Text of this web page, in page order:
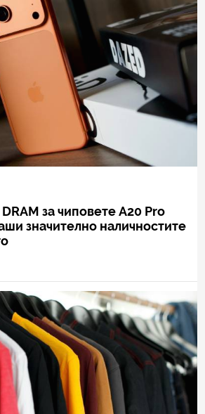
за чиповете A20 Pro
значително наличностите